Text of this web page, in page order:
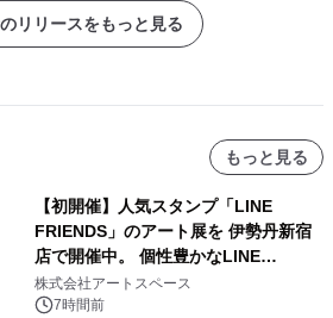
リリースをもっと見る
もっと見る
【初開催】人気スタンプ「LINE
FRIENDS」のアート展を 伊勢丹新宿
店で開催中。 個性豊かなLINE
FRIENDSの仲間たちが インテリアア
ートとして新たな魅力を発信。
株式会社アートスペース
7時間前